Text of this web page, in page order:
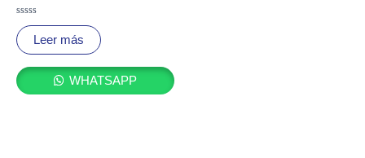
Valorado
con
0
de
Leer más
WHATSAPP